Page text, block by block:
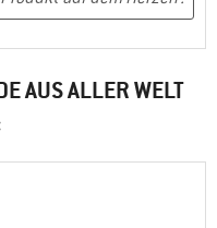
AUS ALLER WELT